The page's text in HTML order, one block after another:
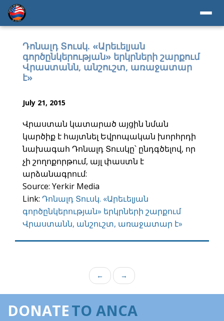
Դոնալդ Տուսկ. «Արեւելյան
գործընկերության» երկրների շարքում
Վրաստանն, անշուշտ, առաջատար
է»
July 21, 2015
Վրաստան կատարած այցին նման
կարծիք է հայտնել Եվրոպական խորհրդի
նախագահ Դոնալդ Տուսկը՝ ընդգծելով, որ
չի շողոքորթում, այլ փաստն է
արձանագրում:
Source: Yerkir Media
Link: Դոնալդ Տուսկ. «Արեւելյան
գործընկերության» երկրների շարքում
Վրաստանն, անշուշտ, առաջատար է»
← →
DONATETO ANCA